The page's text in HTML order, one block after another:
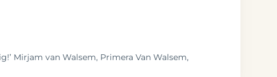
Mirjam van Walsem, Primera Van Walsem,